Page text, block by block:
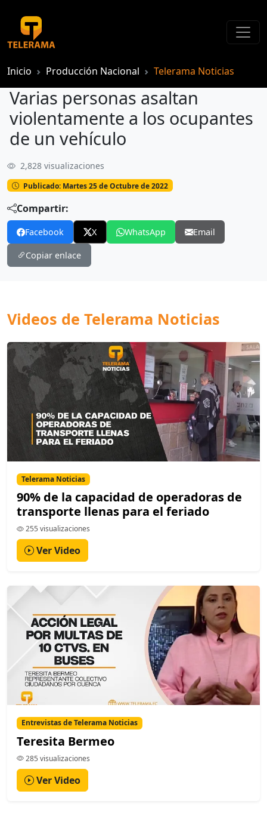
Inicio Producción Nacional Telerama Noticias
Varias personas asaltan
violentamente a los ocupantes
de un vehículo
2,828 visualizaciones
Publicado: Martes 25 de Octubre de 2022
Compartir:
Facebook X WhatsApp Email
Copiar enlace
Videos de Telerama Noticias
Telerama Noticias
90% de la capacidad de operadoras de
transporte llenas para el feriado
255 visualizaciones
Ver Video
Entrevistas de Telerama Noticias
Teresita Bermeo
285 visualizaciones
Ver Video